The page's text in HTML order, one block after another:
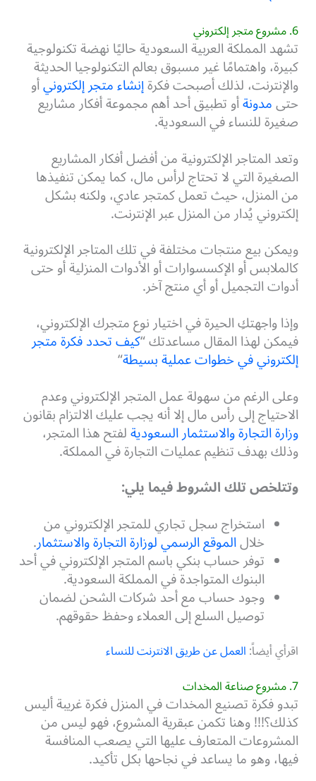
6. مشروع متجر إلكتروني
تشهد المملكة العربية السعودية حاليًا نهضة تكنولوجية
كبيرة، واهتمامًا غير مسبوق بعالم التكنولوجيا الحديثة
والإنترنت، لذلك أصبحت فكرةإنشاء متجر إلكترونيأو
حتىمدونةأو تطبيق أحد أهم مجموعة أفكار مشاريع
صغيرة للنساء في السعودية.
وتعد المتاجر الإلكترونية من أفضل أفكار المشاريع
الصغيرة التي لا تحتاج لرأس مال، كما يمكن تنفيذها
من المنزل، حيث تعمل كمتجر عادي، ولكنه بشكل
إلكتروني يُدار من المنزل عبر الإنترنت.
ويمكن بيع منتجات مختلفة في تلك المتاجر الإلكترونية
كالملابس أو الإكسسوارات أو الأدوات المنزلية أو حتى
أدوات التجميل أو أي منتج آخر.
وإذا واجهتكِ الحيرة في اختيار نوع متجرك الإلكتروني،
فيمكن لهذا المقال مساعدتك “كيف تحدد فكرة متجر
إلكتروني في خطوات عملية بسيطة“
وعلى الرغم من سهولة عمل المتجر الإلكتروني وعدم
الاحتياج إلى رأس مال إلا أنه يجب عليك الالتزام بقانون
وزارة التجارة والاستثمار السعوديةلفتح هذا المتجر،
وذلك بهدف تنظيم عمليات التجارة في المملكة.
وتتلخص تلك الشروط فيما يلي:
استخراج سجل تجاري للمتجر الإلكتروني من
خلالالموقع الرسمي لوزارة التجارة والاستثمار.
توفر حساب بنكي باسم المتجر الإلكتروني في أحد
البنوك المتواجدة في المملكة السعودية.
وجود حساب مع أحد شركات الشحن لضمان
توصيل السلع إلى العملاء وحفظ حقوقهم.
اقرأي أيضاً:العمل عن طريق الانترنت للنساء
7. مشروع صناعة المخدات
تبدو فكرة تصنيع المخدات في المنزل فكرة غريبة أليس
كذلك؟!!! وهنا تكمن عبقرية المشروع، فهو ليس من
المشروعات المتعارف عليها التي يصعب المنافسة
فيها، وهو ما يساعد في نجاحها بكل تأكيد.